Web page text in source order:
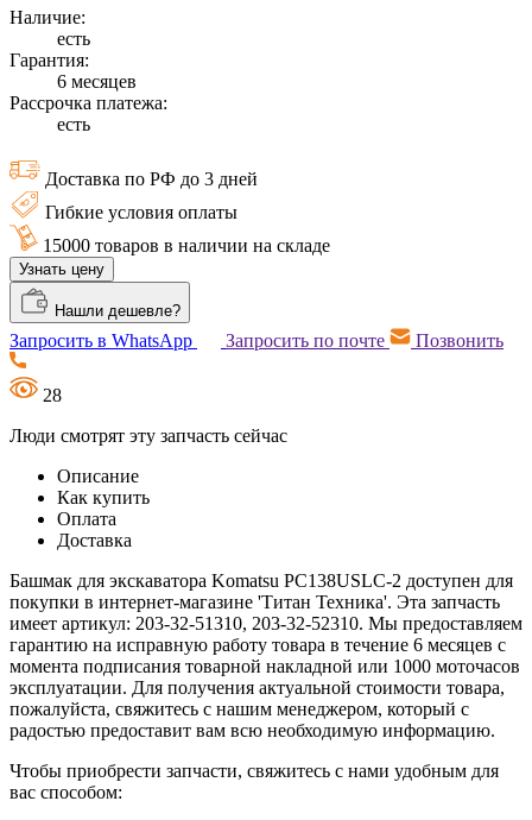
Наличие:
есть
Гарантия:
6 месяцев
Рассрочка платежа:
есть
Доставка по РФ до 3 дней
Гибкие условия оплаты
15000 товаров в наличии на складе
Узнать цену
Нашли дешевле?
Запросить в WhatsApp Запросить по почте Позвонить
28
Люди смотрят эту запчасть сейчас
Описание
Как купить
Оплата
Доставка
Башмак для экскаватора Komatsu PC138USLC-2 доступен для
покупки в интернет-магазине 'Титан Техника'. Эта запчасть
имеет артикул: 203-32-51310, 203-32-52310. Мы предоставляем
гарантию на исправную работу товара в течение 6 месяцев с
момента подписания товарной накладной или 1000 моточасов
эксплуатации. Для получения актуальной стоимости товара,
пожалуйста, свяжитесь с нашим менеджером, который с
радостью предоставит вам всю необходимую информацию.
Чтобы приобрести запчасти, свяжитесь с нами удобным для
вас способом: